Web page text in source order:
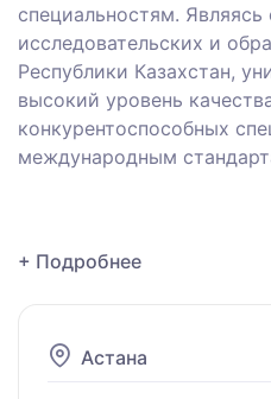
специальностям.
исследовательских и
Республики Казахстан,
высокий уровень
конкурентоспособных
международным
+ Подробнее
Астана